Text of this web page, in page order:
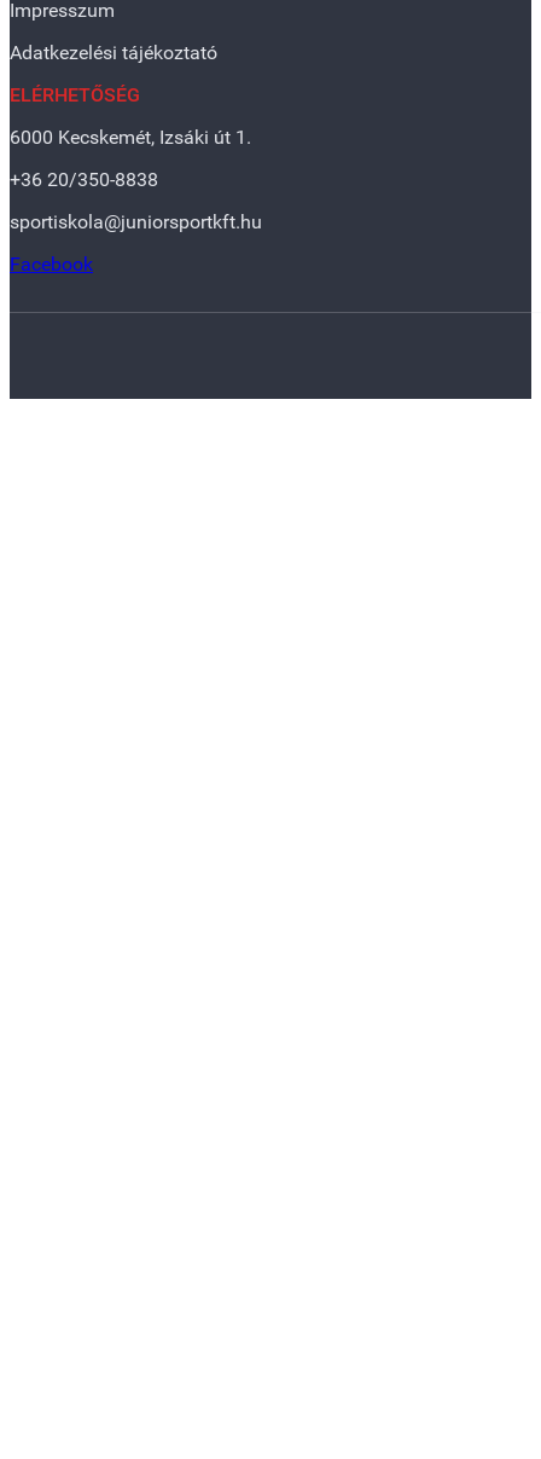
Impresszum
Adatkezelési tájékoztató
ELÉRHETŐSÉG
6000 Kecskemét, Izsáki út 1.
+36 20/350-8838
sportiskola@juniorsportkft.hu
Facebook